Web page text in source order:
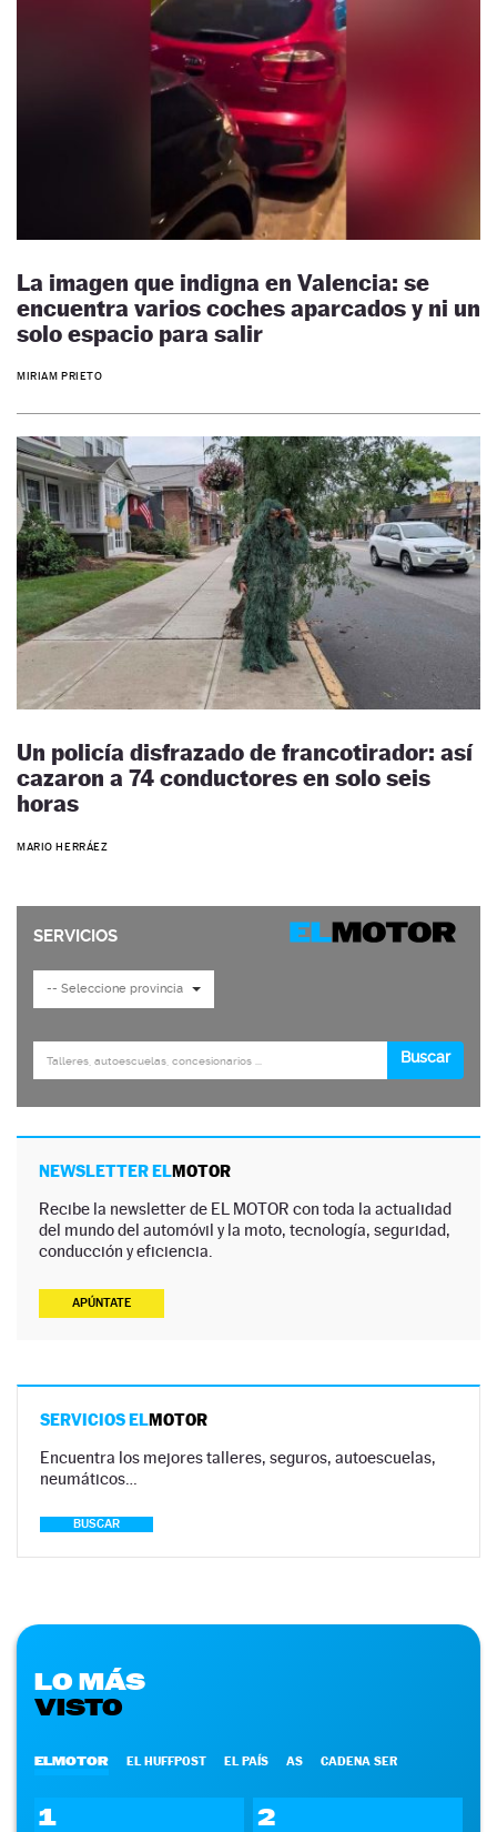
La imagen que indigna en Valencia: se
encuentra varios coches aparcados y ni un
solo espacio para salir
MIRIAM PRIETO
Un policía disfrazado de francotirador: así
cazaron a 74 conductores en solo seis
horas
MARIO HERRÁEZ
NEWSLETTER ELMOTOR
Recibe la newsletter de EL MOTOR con toda la actualidad
del mundo del automóvil y la moto, tecnología, seguridad,
conducción y eficiencia.
APÚNTATE
SERVICIOS ELMOTOR
Encuentra los mejores talleres, seguros, autoescuelas,
neumáticos…
BUSCAR
LO MÁS
VISTO
ELMOTOR EL HUFFPOST EL PAÍS AS CADENA SER
1 2